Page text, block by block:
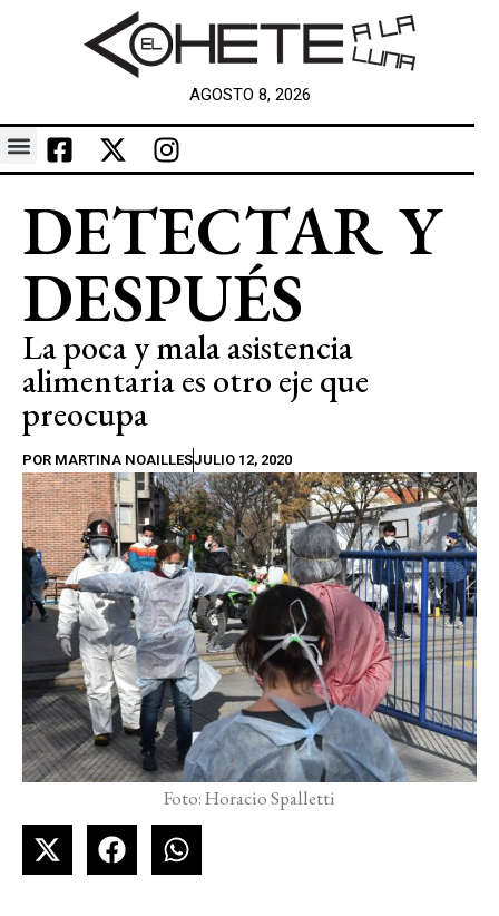
AGOSTO 8, 2026
DETECTAR Y
DESPUÉS
La poca y mala asistencia
alimentaria es otro eje que
preocupa
POR MARTINA NOAILLESJULIO 12, 2020
Foto: Horacio Spalletti